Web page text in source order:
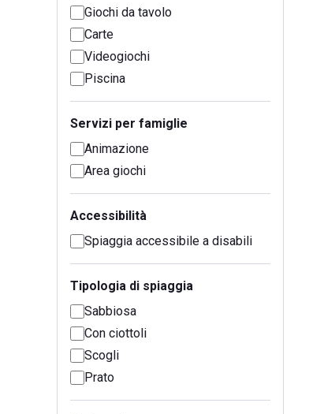
Giochi da tavolo
Carte
Videogiochi
Piscina
Servizi per famiglie
Animazione
Area giochi
Accessibilità
Spiaggia accessibile a disabili
Tipologia di spiaggia
Sabbiosa
Con ciottoli
Scogli
Prato